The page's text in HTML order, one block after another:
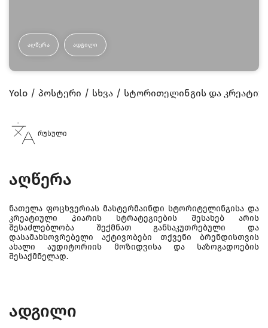
ᲐᲦᲬᲔᲠᲐ ᲐᲓᲒᲘᲚᲘ
Yolo პოსტერი სხვა სტორითელინგის და
რუსული
აღწერა
ნათელა ფოცხვერიას მასტერმაინდი სტორიტელინგისა და
კრეატიული პიარის სტრატეგიების შესახებ არის
შესაძლებლობა შექმნათ განსაკუთრებული და
დასამახსოვრებელი აქტივობები თქვენი ბრენდისთვის
ახალი აუდიტორიის მოზიდვისა და საზოგადოების
შესაქმნელად.
ადგილი